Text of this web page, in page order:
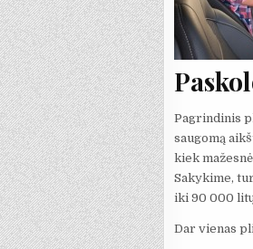
Pagrindinis
saugomą
kiek
Sakykime,
iki 90 000
Dar vienas